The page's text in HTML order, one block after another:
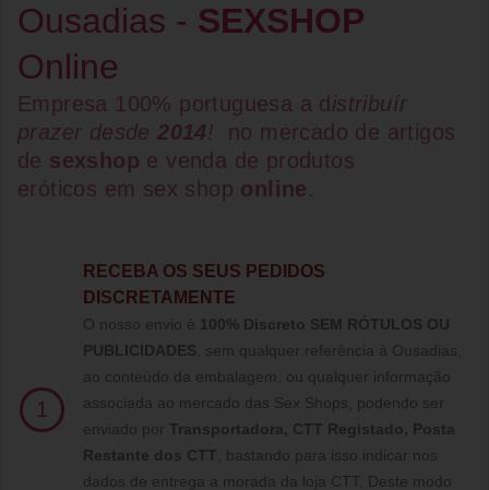
Ousadias - SEXSHOP
Online
Empresa 100% portuguesa a d istribuír
prazer desde2014!
no mercado de artigos
de sexshop e venda de produtos
eróticos em sex shop online.
1
RECEBA OS SEUS PEDIDOS
DISCRETAMENTE
O nosso envio é 100% Discreto SEM RÓTULOS OU
PUBLICIDADES , sem qualquer referência à Ousadias,
ao conteúdo da embalagem, ou qualquer informação
associada ao mercado das Sex Shops, podendo ser
enviado por Transportadora, CTT Registado, Posta
Restante dos CTT , bastando para isso indicar nos
dados de entrega a morada da loja CTT, Deste modo